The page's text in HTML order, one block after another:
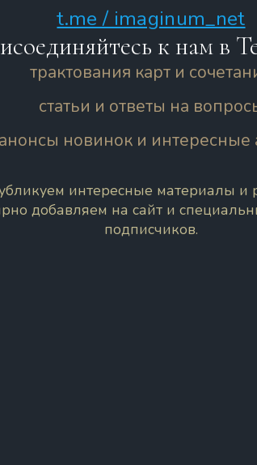
t.me / imaginum_net
к нам в
трактования карт и
статьи и ответы на
анонсы новинок и интересные
интересные материалы и
добавляем на сайт и
подписчиков.